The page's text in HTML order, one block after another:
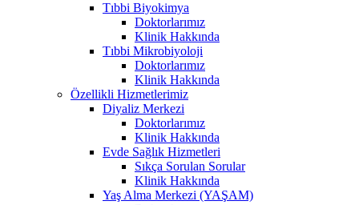
Tıbbi Biyokimya
Doktorlarımız
Klinik Hakkında
Tıbbi Mikrobiyoloji
Doktorlarımız
Klinik Hakkında
Özellikli Hizmetlerimiz
Diyaliz Merkezi
Doktorlarımız
Klinik Hakkında
Evde Sağlık Hizmetleri
Sıkça Sorulan Sorular
Klinik Hakkında
Yaş Alma Merkezi (YAŞAM)